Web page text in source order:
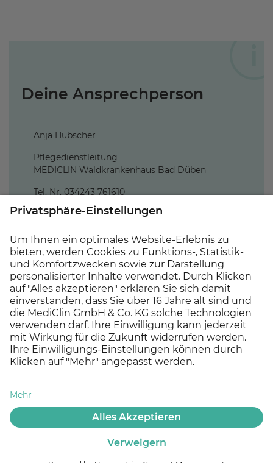
Deine Ansprechperson
Anja Hübscher
Pflegedienstleitung
MEDICLIN Waldkrankenhaus Bad Düben
Tel. Nr. 034243 761610
Anja.huebscher@mediclin.de
Haben wir Dein Interesse geweckt?
Dann freuen wir uns auf Deine Bewerbung
über unser Online-Bewerbungsformular oder
per E-Mail.
Jetzt bewerben!